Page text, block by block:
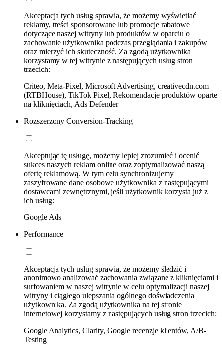
Akceptacja tych usług sprawia, że możemy wyświetlać
reklamy, treści sponsorowane lub promocje rabatowe
dotyczące naszej witryny lub produktów w oparciu o
zachowanie użytkownika podczas przeglądania i zakupów
oraz mierzyć ich skuteczność. Za zgodą użytkownika
korzystamy w tej witrynie z następujących usług stron
trzecich:
Criteo, Meta-Pixel, Microsoft Advertising, creativecdn.com
(RTBHouse), TikTok Pixel, Rekomendacje produktów oparte
na kliknięciach, Ads Defender
Rozszerzony Conversion-Tracking
Akceptując tę usługę, możemy lepiej zrozumieć i ocenić
sukces naszych reklam online oraz zoptymalizować naszą
ofertę reklamową. W tym celu synchronizujemy
zaszyfrowane dane osobowe użytkownika z następującymi
dostawcami zewnętrznymi, jeśli użytkownik korzysta już z
ich usług:
Google Ads
Performance
Akceptacja tych usług sprawia, że możemy śledzić i
anonimowo analizować zachowania związane z kliknięciami i
surfowaniem w naszej witrynie w celu optymalizacji naszej
witryny i ciągłego ulepszania ogólnego doświadczenia
użytkownika. Za zgodą użytkownika na tej stronie
internetowej korzystamy z następujących usług stron trzecich:
Google Analytics, Clarity, Google recenzje klientów, A/B-
Testing